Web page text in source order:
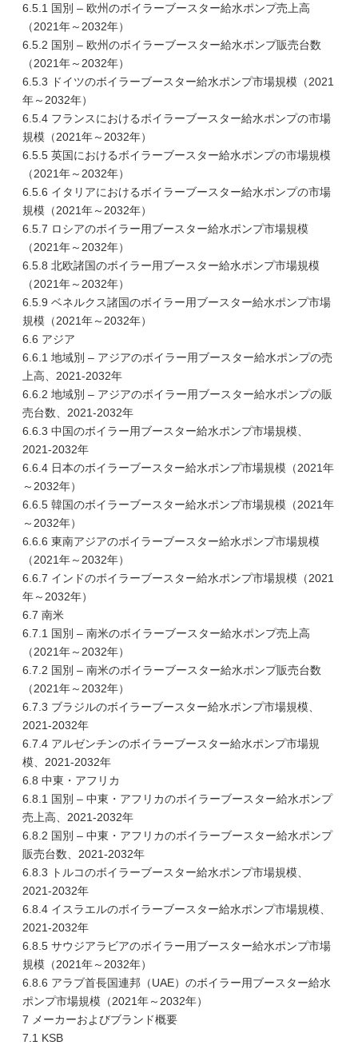
6.5.1 国別 – 欧州のボイラーブースター給水ポンプ売上高
（2021年～2032年）
6.5.2 国別 – 欧州のボイラーブースター給水ポンプ販売台数
（2021年～2032年）
6.5.3 ドイツのボイラーブースター給水ポンプ市場規模（2021
年～2032年）
6.5.4 フランスにおけるボイラーブースター給水ポンプの市場
規模（2021年～2032年）
6.5.5 英国におけるボイラーブースター給水ポンプの市場規模
（2021年～2032年）
6.5.6 イタリアにおけるボイラーブースター給水ポンプの市場
規模（2021年～2032年）
6.5.7 ロシアのボイラー用ブースター給水ポンプ市場規模
（2021年～2032年）
6.5.8 北欧諸国のボイラー用ブースター給水ポンプ市場規模
（2021年～2032年）
6.5.9 ベネルクス諸国のボイラー用ブースター給水ポンプ市場
規模（2021年～2032年）
6.6 アジア
6.6.1 地域別 – アジアのボイラー用ブースター給水ポンプの売
上高、2021-2032年
6.6.2 地域別 – アジアのボイラー用ブースター給水ポンプの販
売台数、2021-2032年
6.6.3 中国のボイラー用ブースター給水ポンプ市場規模、
2021-2032年
6.6.4 日本のボイラーブースター給水ポンプ市場規模（2021年
～2032年）
6.6.5 韓国のボイラーブースター給水ポンプ市場規模（2021年
～2032年）
6.6.6 東南アジアのボイラーブースター給水ポンプ市場規模
（2021年～2032年）
6.6.7 インドのボイラーブースター給水ポンプ市場規模（2021
年～2032年）
6.7 南米
6.7.1 国別 – 南米のボイラーブースター給水ポンプ売上高
（2021年～2032年）
6.7.2 国別 – 南米のボイラーブースター給水ポンプ販売台数
（2021年～2032年）
6.7.3 ブラジルのボイラーブースター給水ポンプ市場規模、
2021-2032年
6.7.4 アルゼンチンのボイラーブースター給水ポンプ市場規
模、2021-2032年
6.8 中東・アフリカ
6.8.1 国別 – 中東・アフリカのボイラーブースター給水ポンプ
売上高、2021-2032年
6.8.2 国別 – 中東・アフリカのボイラーブースター給水ポンプ
販売台数、2021-2032年
6.8.3 トルコのボイラーブースター給水ポンプ市場規模、
2021-2032年
6.8.4 イスラエルのボイラーブースター給水ポンプ市場規模、
2021-2032年
6.8.5 サウジアラビアのボイラー用ブースター給水ポンプ市場
規模（2021年～2032年）
6.8.6 アラブ首長国連邦（UAE）のボイラー用ブースター給水
ポンプ市場規模（2021年～2032年）
7 メーカーおよびブランド概要
7.1 KSB